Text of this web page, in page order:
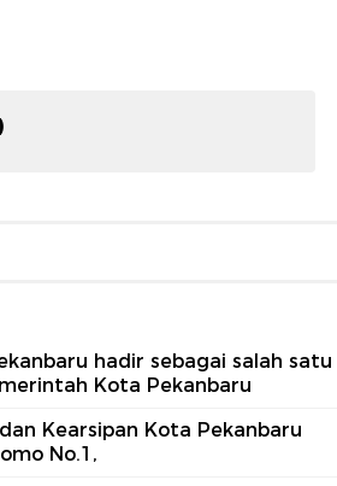
hadir sebagai salah satu
Kota Pekanbaru
Kearsipan Kota Pekanbaru
No.1,